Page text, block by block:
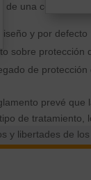
de una correcta
y por defecto
sobre protección
de protección
prevé
de
y libertades de